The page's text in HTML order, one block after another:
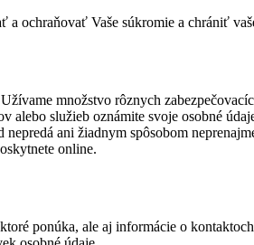
ochraňovať Vaše súkromie a chrániť
množstvo rôznych
služieb oznámite svoje osobné
ani žiadnym spôsobom
online.
ponúka, ale aj informácie o